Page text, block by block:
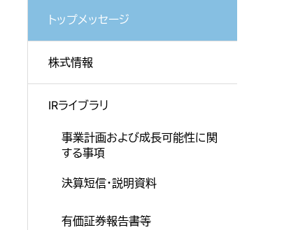
トップメッセージ
株式情報
IRライブラリ
事業計画および成長可能性に関
する事項
決算短信・説明資料
有価証券報告書等